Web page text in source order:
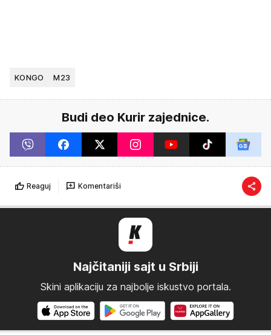
KONGO M23
Budi deo Kurir zajednice.
Reaguj Komentariši
Najčitaniji sajt u Srbiji
Skini aplikaciju za najbolje iskustvo portala.